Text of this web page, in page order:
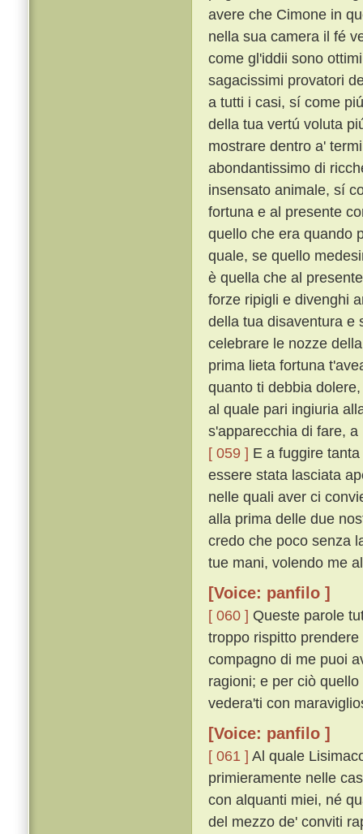
avere che Cimone in
nella sua camera il fé
come gl'iddii sono
sagacissimi provatori
a tutti i casi, sí come
della tua vertú voluta
mostrare dentro a'
abondantissimo di
insensato animale, sí
fortuna e al presente
quello che era quando
quale, se quello
è quella che al
forze ripigli e divenghi
della tua disaventura e
celebrare le nozze
prima lieta fortuna
quanto ti debbia
al quale pari ingiuria
s'apparecchia di fare,
[ 059 ] E a fuggire
essere stata lasciata
nelle quali aver ci
alla prima delle due
credo che poco senza
tue mani, volendo me
[Voice: panfilo ]
[ 060 ] Queste parole
troppo rispitto
compagno di me puoi
ragioni; e per ciò
vedera'ti con
[Voice: panfilo ]
[ 061 ] Al quale
primieramente nelle
con alquanti miei, né
del mezzo de' conviti